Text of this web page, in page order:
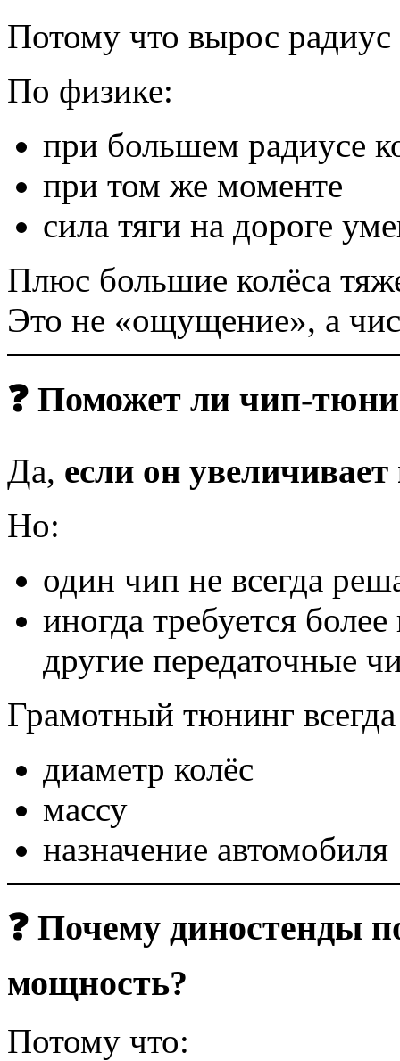
Потому что вырос радиус
По физике:
при большем радиусе
при том же моменте
сила тяги на дороге
Плюс большие колёса
Это не «ощущение», а
❓ Поможет ли чип-
Да, если он
Но:
один чип не всегда
иногда требуется
другие передаточные
Грамотный тюнинг
диаметр колёс
массу
назначение автомобиля
❓ Почему диностенды
мощность?
Потому что: